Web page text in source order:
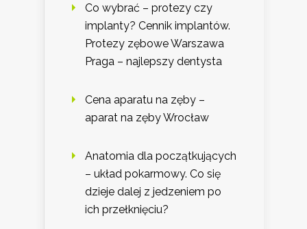
Co wybrać – protezy czy
implanty? Cennik implantów.
Protezy zębowe Warszawa
Praga – najlepszy dentysta
Cena aparatu na zęby –
aparat na zęby Wrocław
Anatomia dla początkujących
– układ pokarmowy. Co się
dzieje dalej z jedzeniem po
ich przełknięciu?